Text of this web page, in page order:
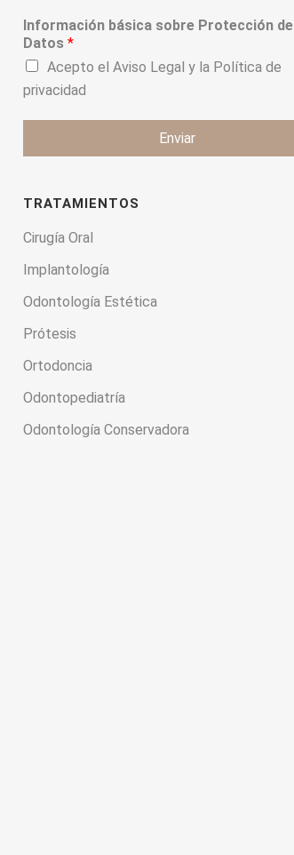
Información básica sobre Protección de
Datos*
Acepto elAviso Legal y la Política de
privacidad
Enviar
TRATAMIENTOS
Cirugía Oral
Implantología
Odontología Estética
Prótesis
Ortodoncia
Odontopediatría
Odontología Conservadora